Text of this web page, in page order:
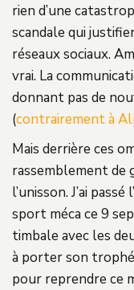
rien d’une
scandale qui
réseaux sociaux.
vrai. La
donnant pas de
(contrairement à
Mais derrière ces
rassemblement de
l’unisson. J’ai
sport méca ce 9
timbale avec les
à porter son
pour reprendre ce